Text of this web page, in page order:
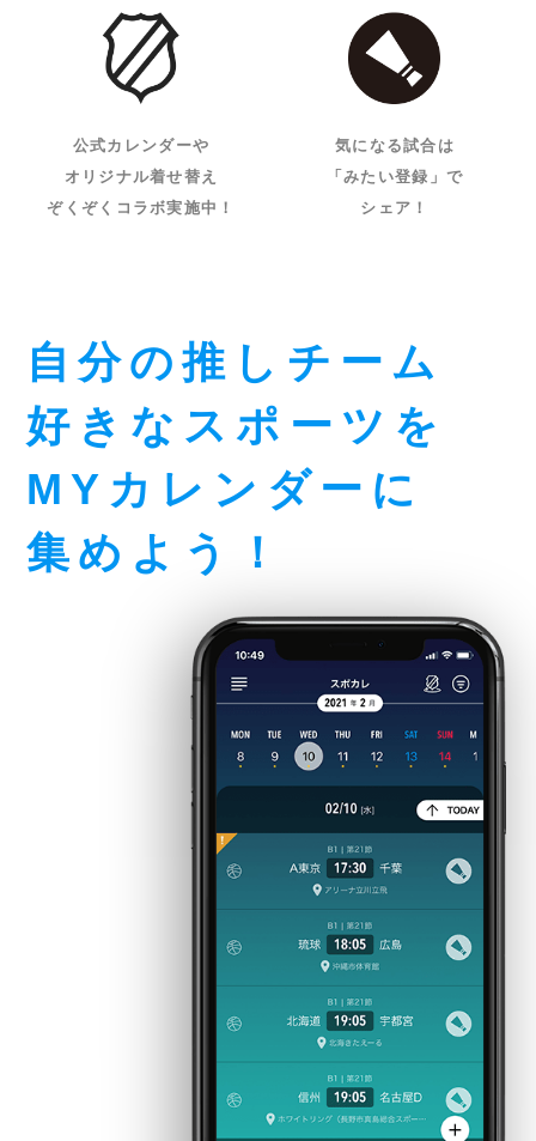
公式カレンダーや
オリジナル着せ替え
ぞくぞくコラボ実施中！
気になる試合は
「みたい登録」で
シェア！
自分の推しチーム
好きなスポーツを
MYカレンダーに
集めよう！